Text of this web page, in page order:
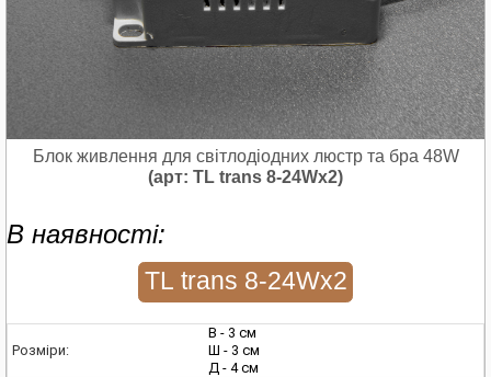
Блок живлення для світлодіодних люстр та бра 48W
(арт: TL trans 8-24Wx2)
В наявності:
TL trans 8-24Wx2
Розміри:
В - 3 см
Ш - 3 см
Д - 4 см